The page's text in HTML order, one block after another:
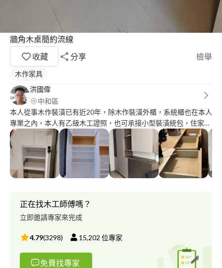
牆角木桌簡約流線
收藏
分享 檢舉
木作家具
洪國偉
中和區
本人從事木作裝潢已有近20年，除木作裝潢外櫃，系統櫃也在本人
專業之內，本人有乙級木工證照，也可承接小型裝潢統包，住家裝
潢統包，能給您最適合的建議與最洽當的裝修服務
正在找木工師傅嗎？
立即邀請專家來完成
4.79(3298) 15,202 位專家
免費找專家